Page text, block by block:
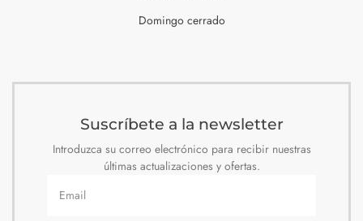
Domingo cerrado
Suscríbete a la newsletter
Introduzca su correo electrónico para recibir nuestras
últimas actualizaciones y ofertas.